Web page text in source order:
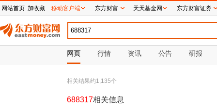
网页 行情 资讯 公告 研报
相关结果约1,135个
688317相关信息
网站首页 加收藏 移动客户端 东方财富 天天基金网 东方财富证券